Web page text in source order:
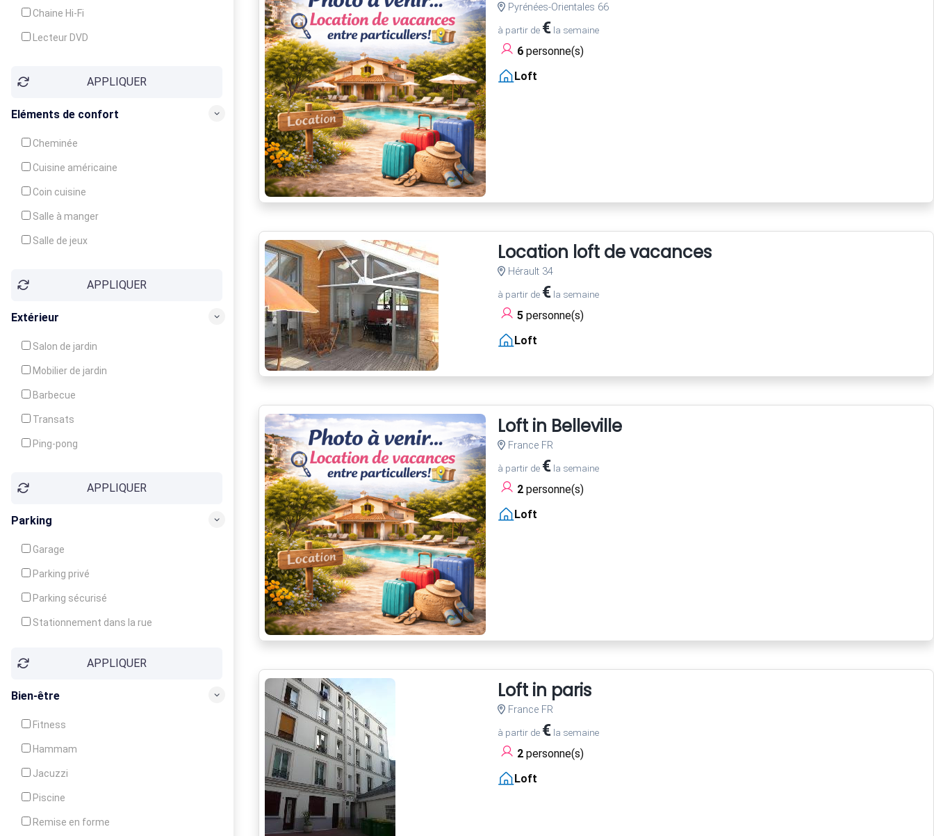
Chaine Hi-Fi
Lecteur DVD
APPLIQUER
Eléments de confort
Cheminée
Cuisine américaine
Coin cuisine
Salle à manger
Salle de jeux
Balcon / Terrasse
APPLIQUER
Extérieur
Salon de jardin
Mobilier de jardin
Barbecue
Transats
Ping-pong
Jeux d'enfantsAPPLIQUER
Parking
Garage
Parking privé
Parking sécurisé
Stationnement dans la rue
APPLIQUER
Bien-être
Fitness
Hammam
Jacuzzi
Piscine
Remise en forme
Pyrénées-Orientales 66
à partir de €la semaine
6personne(s)
Loft
Location loft de vacances
Hérault 34
à partir de €la semaine
5personne(s)
Loft
Loft in Belleville
France FR
à partir de €la semaine
2personne(s)
Loft
Loft in paris
France FR
à partir de €la semaine
2personne(s)
Loft